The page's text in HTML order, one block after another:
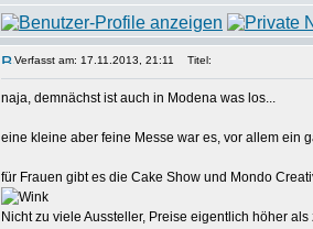
Verfasst am: 17.11.2013, 21:11 Titel:
naja, demnächst ist auch in Modena was los...
eine kleine aber feine Messe war es, vor allem ein
für Frauen gibt es die Cake Show und Mondo
Nicht zu viele Aussteller, Preise eigentlich höher